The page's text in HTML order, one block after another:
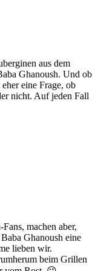
aus dem
Ghanoush. Und ob
eine Frage, ob
nicht. Auf jeden Fall
machen aber,
Ghanoush eine
lieben wir.
beim Grillen